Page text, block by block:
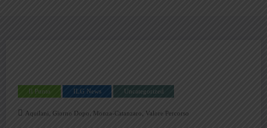
Il Punto ILG News Uncategorized
Aquilani Giorno Dopo Monza-Catanzaro Valore Percorso